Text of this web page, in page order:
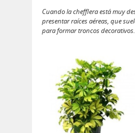
Cuando la chefflera está muy
presentar raíces aéreas, que
para formar troncos decorativos.